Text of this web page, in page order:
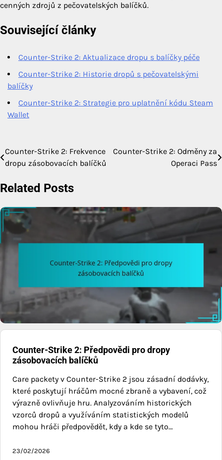
cenných zdrojů z pečovatelských balíčků.
Související články
Counter-Strike 2: Aktualizace dropu s balíčky péče
Counter-Strike 2: Historie dropů s pečovatelskými
balíčky
Counter-Strike 2: Strategie pro uplatnění kódu Steam
Wallet
Post
navigation
Counter-Strike 2: Frekvence
dropu zásobovacích balíčků
Counter-Strike 2: Odměny za
Operaci Pass
Related Posts
Counter-Strike 2: Předpovědi pro dropy
zásobovacích balíčků
Care packety v Counter-Strike 2 jsou zásadní dodávky,
které poskytují hráčům mocné zbraně a vybavení, což
výrazně ovlivňuje hru. Analyzováním historických
vzorců dropů a využíváním statistických modelů
mohou hráči předpovědět, kdy a kde se tyto…
23/02/2026